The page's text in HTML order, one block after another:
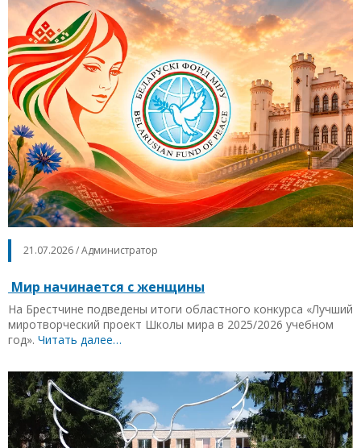
21.07.2026 / Администратор
Мир начинается с женщины
На Брестчине подведены итоги областного конкурса «Лучший
миротворческий проект Школы мира в 2025/2026 учебном
год». Читать далее…